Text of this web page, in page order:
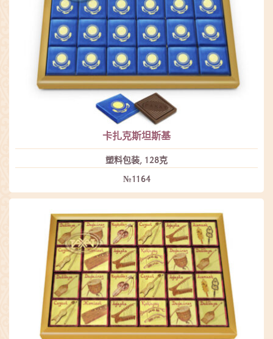
卡扎克斯坦斯基
塑料包装, 128克
№1164